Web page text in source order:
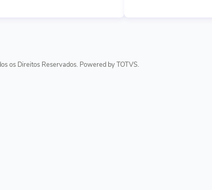
os Direitos Reservados. Powered by TOTVS.